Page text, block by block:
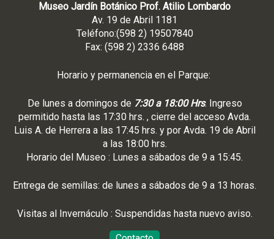
Museo Jardín Botánico Prof. Atilio Lombardo
Av. 19 de Abril 1181
Teléfono:(598 2) 19507840
Fax: (598 2) 2336 6488
Horario y permanencia en el Parque:
De lunes a domingos de 7:30 a 18:00 Hrs. Ingreso
permitido hasta las 17:30 hrs. , cierre del acceso Avda.
Luis A. de Herrera a las 17:45 hrs. y por Avda. 19 de Abril
a las 18:00 hrs.
Horario del Museo : Lunes a sábados de 9 a 15:45.
Entrega de semillas: de lunes a sábados de 9 a 13 horas.
Visitas al Invernáculo : Suspendidas hasta nuevo aviso.